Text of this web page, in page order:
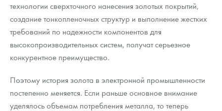
технологии сверхточного нанесения золотых покрытий,
создание тонкопленочных структур и выполнение жестких
требований по надежности компонентов для
высокопроизводительных систем, получат серьезное
конкурентное преимущество.
Поэтому история золота в электронной промышленности
постепенно меняется. Если раньше основное внимание
уделялось объемам потребления металла, то теперь